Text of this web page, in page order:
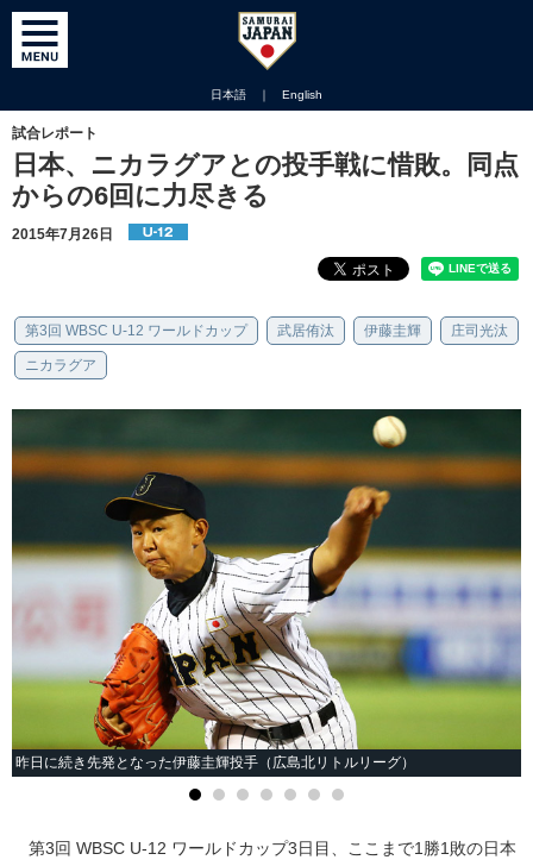
日本語 ｜ English
試合レポート
日本、ニカラグアとの投手戦に惜敗。同点
からの6回に力尽きる
2015年7月26日
第3回 WBSC U-12 ワールドカップ 武居侑汰 伊藤圭輝 庄司光汰
ニカラグア
昨日に続き先発となった伊藤圭輝投手（広島北リトルリーグ）
第3回 WBSC U-12 ワールドカップ3日目、ここまで1勝1敗の日本